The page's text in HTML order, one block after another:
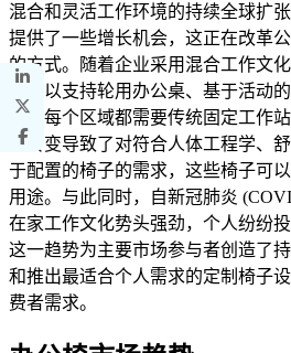
混合和灵活工作环境的持续全球扩
提供了一些增长机会，这正在改革
的方式。随着企业采用混合工作文
置，以支持轮用办公桌、基于活动
区，每个区域都需要传统固定工作
种转变导致了对符合人体工程学、
于配置的椅子的需求，这些椅子可
用途。与此同时，自新冠肺炎
在家工作文化势头强劲，个人纷纷
这一趋势为主要市场参与者创造了
和推出最适合个人需求的定制椅子
费者需求。